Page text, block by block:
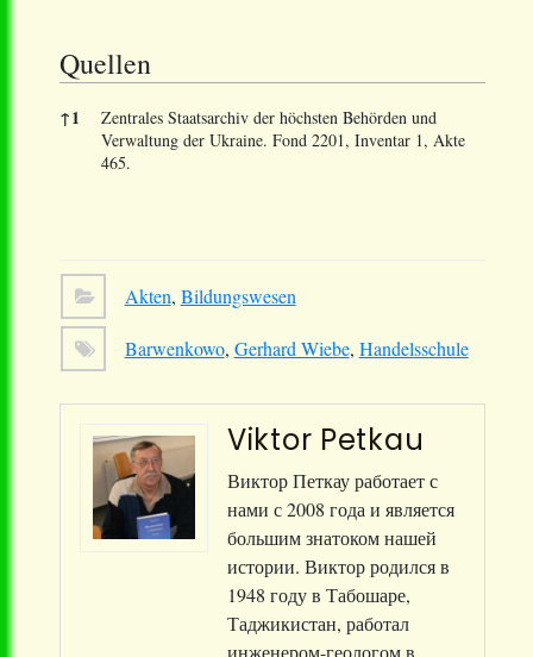
Quellen
↑1
Zentrales Staatsarchiv der höchsten Behörden und
Verwaltung der Ukraine. Fond 2201, Inventar 1, Akte
465.
Akten, Bildungswesen
Barwenkowo, Gerhard Wiebe, Handelsschule
Viktor Petkau
Виктор Петкау работает с
нами с 2008 года и является
большим знатоком нашей
истории. Виктор родился в
1948 году в Табошаре,
Таджикистан, работал
инженером-геологом в